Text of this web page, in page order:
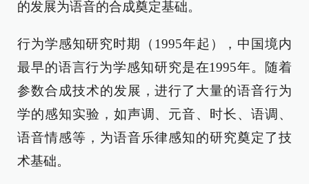
的发展为语音的合成奠定基础。
行为学感知研究时期（1995年起），中国境内
最早的语言行为学感知研究是在1995年。随着
参数合成技术的发展，进行了大量的语音行为
学的感知实验，如声调、元音、时长、语调、
语音情感等，为语音乐律感知的研究奠定了技
术基础。